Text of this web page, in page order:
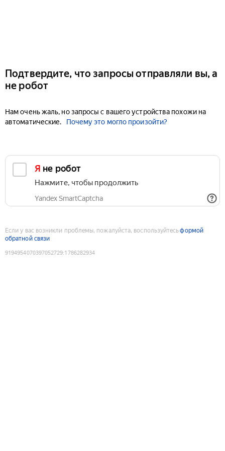
Подтвердите, что запросы отправляли вы, а
не робот
Нам очень жаль, но запросы с вашего устройства похожи на
автоматические.
Почему это могло произойти?
Я не робот
Нажмите, чтобы продолжить
Yandex SmartCaptcha
Если у вас возникли проблемы, пожалуйста, воспользуйтесьформой
обратной связи
9194954070397052729:1786282934